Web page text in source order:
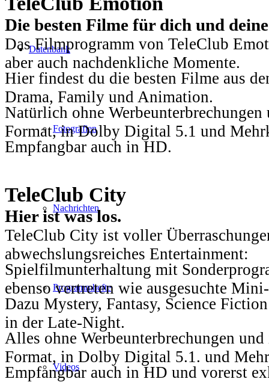
Datenbank
Fotografien
Nachrichten
Programmhefte
Videos
Die besten Filme für dich und
Das Filmprogramm von TeleClub
aber auch nachdenkliche Momente.
Hier findest du die besten Filme aus
Drama, Family und Animation.
Natürlich ohne
Format, in Dolby Digital 5.1 und
Empfangbar auch in HD.
TeleClub City
Hier ist was los.
TeleClub City ist voller
abwechslungsreiches Entertainment:
Spielfilmunterhaltung mit
ebenso vertreten wie ausgesuchte
Dazu Mystery, Fantasy, Science
in der Late-Night.
Alles ohne Werbeunterbrechungen
Format, in Dolby Digital 5.1. und
Empfangbar auch in HD und vorerst